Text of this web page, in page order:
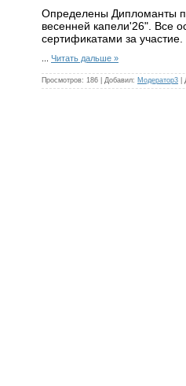
Определены Дипломанты
весенней капели'26". Все
сертификатами за участие.
Читать дальше »
Просмотров: 186 Добавил: Модератор3